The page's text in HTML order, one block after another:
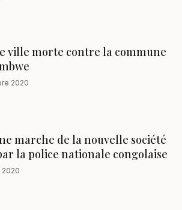
ville morte contre la commune
2020
marche de la nouvelle société
la police nationale congolaise
2020